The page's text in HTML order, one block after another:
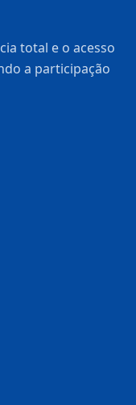
total e o acesso
a participação